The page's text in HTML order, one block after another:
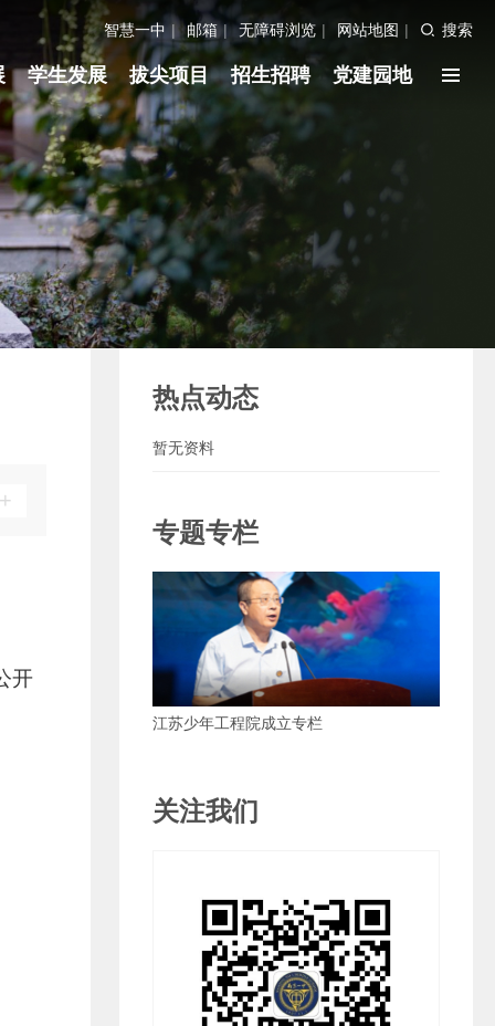
智慧一中 | 邮箱 | 无障碍浏览 | 网站地图 | 搜索
学生发展 拔尖项目 招生招聘 党建园地
+
开
热点动态
暂无资料
专题专栏
江苏少年工程院成立专栏
关注我们